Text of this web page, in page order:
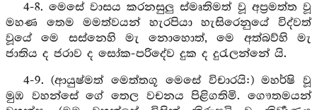
4-8. මෙසේ වාසය කරනසුලු ස්මෘතිමත් වූ අප්‍රමත්ත වූ
මහණ තෙම මමත්වයන් හැරපියා හැසිරෙනුයේ විද්වත්
වූයේ මෙ සස්නෙහි මැ නොහොත්, මෙ අත්බව්හි මැ
ජාතිය ද ජරාව ද සෝක-පරිදේව දුක ද දුරැලන්නේ යි.
4-9. (ආයුෂ්මත් මෙත්තගූ මෙසේ විචාරයි:) මහර්ෂි වූ
මුඹ වහන්සේ ගේ තෙල වචනය පිළිගතිමි. ගෞතමයන්